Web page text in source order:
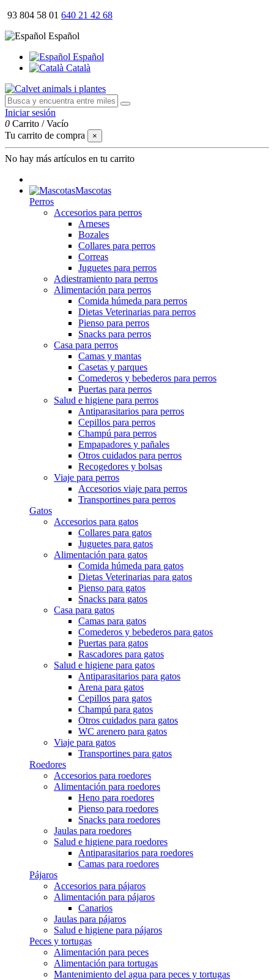
93 804 58 01 640 21 42 68
Español
Español
Català
Iniciar sesión
0 Carrito /Vacío
Tu carrito de compra
×
No hay más artículos en tu carrito
Mascotas
Perros
Accesorios para perros
Arneses
Bozales
Collares para perros
Correas
Juguetes para perros
Adiestramiento para perros
Alimentación para perros
Comida húmeda para perros
Dietas Veterinarias para perros
Pienso para perros
Snacks para perros
Casa para perros
Camas y mantas
Casetas y parques
Comederos y bebederos para perros
Puertas para perros
Salud e higiene para perros
Antiparasitarios para perros
Cepillos para perros
Champú para perros
Empapadores y pañales
Otros cuidados para perros
Recogedores y bolsas
Viaje para perros
Accesorios viaje para perros
Transportines para perros
Gatos
Accesorios para gatos
Collares para gatos
Juguetes para gatos
Alimentación para gatos
Comida húmeda para gatos
Dietas Veterinarias para gatos
Pienso para gatos
Snacks para gatos
Casa para gatos
Camas para gatos
Comederos y bebederos para gatos
Puertas para gatos
Rascadores para gatos
Salud e higiene para gatos
Antiparasitarios para gatos
Arena para gatos
Cepillos para gatos
Champú para gatos
Otros cuidados para gatos
WC arenero para gatos
Viaje para gatos
Transportines para gatos
Roedores
Accesorios para roedores
Alimentación para roedores
Heno para roedores
Pienso para roedores
Snacks para roedores
Jaulas para roedores
Salud e higiene para roedores
Antiparasitarios para roedores
Camas para roedores
Pájaros
Accesorios para pájaros
Alimentación para pájaros
Canarios
Jaulas para pájaros
Salud e higiene para pájaros
Peces y tortugas
Alimentación para peces
Alimentación para tortugas
Mantenimiento del agua para peces y tortugas